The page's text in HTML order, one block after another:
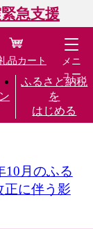
急支援
ふるさと納税
を
はじめる
品カート
メニ
ュー
10月のふる
正に伴う影